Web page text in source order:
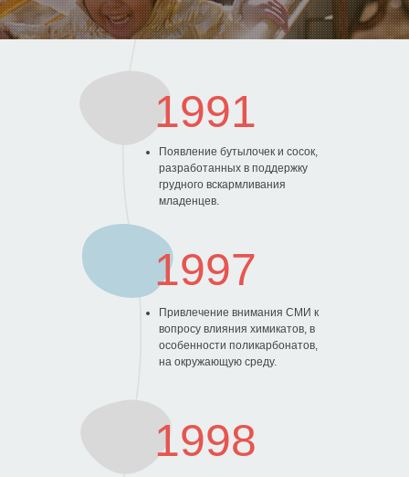
1997
Привлечение внимания СМИ к
вопросу влияния химикатов, в
особенности поликарбонатов,
на окружающую среду.
1998
Появление бутылочек и сосок,
разработанных в поддержку
грудного вскармливания
младенцев.
1991
Корпоративное видео
Качество